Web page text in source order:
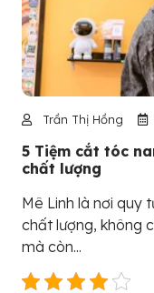
Trần Thị Hồng
5 Tiệm cắt tóc
chất lượng
Mê Linh là nơi quy
chất lượng, không
mà còn...